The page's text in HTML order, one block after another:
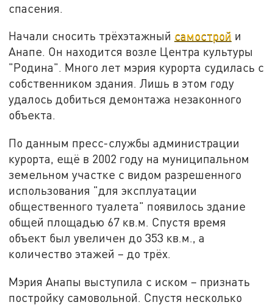
спасения.
Начали сносить трёхэтажный самострой и
Анапе. Он находится возле Центра культуры
"Родина". Много лет мэрия курорта судилась с
собственником здания. Лишь в этом году
удалось добиться демонтажа незаконного
объекта.
По данным пресс-службы администрации
курорта, ещё в 2002 году на муниципальном
земельном участке с видом разрешенного
использования "для эксплуатации
общественного туалета" появилось здание
общей площадью 67 кв.м. Спустя время
объект был увеличен до 353 кв.м., а
количество этажей – до трёх.
Мэрия Анапы выступила с иском – признать
постройку самовольной. Спустя несколько